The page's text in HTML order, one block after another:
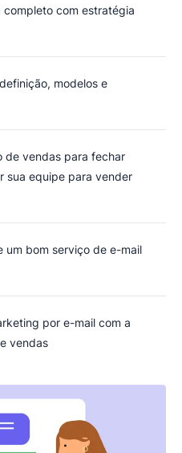
completo com estratégia
modelos e
de vendas para fechar
sua equipe para vender
um bom serviço de e-mail
por e-mail com a
vendas